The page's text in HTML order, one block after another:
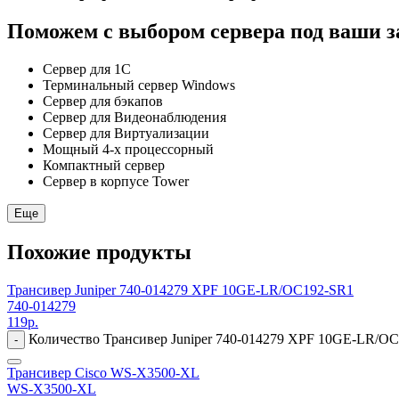
Поможем с выбором сервера под ваши
Сервер для 1С
Терминальный сервер Windows
Сервер для бэкапов
Сервер для Видеонаблюдения
Сервер для Виртуализации
Мощный 4-х процессорный
Компактный сервер
Сервер в корпусе Tower
Еще
Похожие продукты
Трансивер Juniper 740-014279 XPF 10GE-LR/OC192-SR1
740-014279
119р.
- Количество Трансивер Juniper 740-014279 XPF 10GE-LR/
Трансивер Cisco WS-X3500-XL
WS-X3500-XL